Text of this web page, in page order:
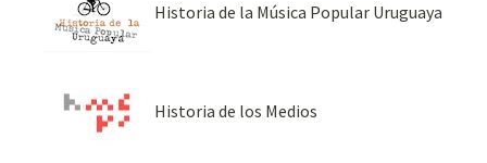
Historia de la Música Popular Uruguaya
Historia de los Medios